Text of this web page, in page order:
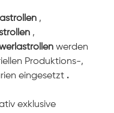
,
,
werden
Produktions-,
eingesetzt .
exklusive